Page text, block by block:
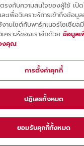
รงกับความสนใจของผู้ใช้ เ
ะเพื่อวิเคราะห์การเข้าถึงข้อมู
านไซต์กับพาร์ทเนอร์โซเชียล
คราะห์ของเราอีกด้วย ข้อมูลเ
งคุณ
การตั้งค่าคุกกี้
ปฏิเสธทั้งหมด
ยอมรับคุกกี้ทั้งหมด